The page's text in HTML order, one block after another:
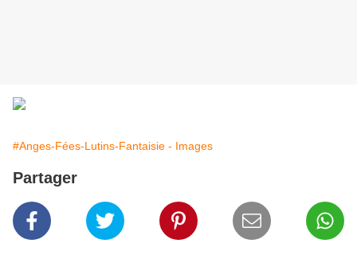
#Anges-Fées-Lutins-Fantaisie - Images
Partager